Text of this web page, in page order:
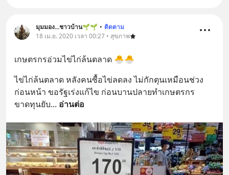
มุมมอง...ชาวบ้าน🌱🌱 • ติดตาม
18 เม.ย. 2020 เวลา 00:27 • สุขภาพ
เกษตรกรอ่วมไข่ไก่ล้นตลาด 🐣🐣
ไข่ไก่ล้นตลาด หลังคนซื้อไข่ลดลง ไม่กักตุนเหมือนช่วง
ก่อนหน้า ขอรัฐเร่งแก้ไข ก่อนบานปลายทำเกษตรกร
ขาดทุนยับ... อ่านต่อ